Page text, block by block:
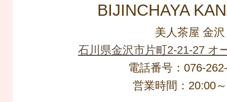
BIJINCHAYA
美人茶屋 金沢
石川県金沢市片町2-21-27 オ
電話番号：076-
営業時間：20:00